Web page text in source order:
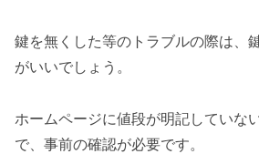
鍵を無くした等のトラブルの際は、
がいいでしょう。
ホームページに値段が明記していな
で、事前の確認が必要です。